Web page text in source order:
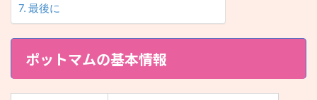
最後に
ポットマムの基本情報